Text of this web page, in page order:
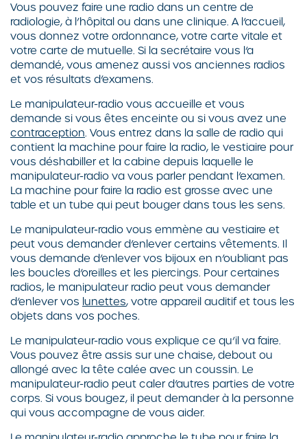
Vous pouvez faire une radio dans un centre de
radiologie, à l’hôpital ou dans une clinique. A l’accueil,
vous donnez votre ordonnance, votre carte vitale et
votre carte de mutuelle. Si la secrétaire vous l’a
demandé, vous amenez aussi vos anciennes radios
et vos résultats d’examens.
Le manipulateur-radio vous accueille et vous
demande si vous êtes enceinte ou si vous avez une
contraception. Vous entrez dans la salle de radio qui
contient la machine pour faire la radio, le vestiaire pour
vous déshabiller et la cabine depuis laquelle le
manipulateur-radio va vous parler pendant l’examen.
La machine pour faire la radio est grosse avec une
table et un tube qui peut bouger dans tous les sens.
Le manipulateur-radio vous emmène au vestiaire et
peut vous demander d’enlever certains vêtements. Il
vous demande d’enlever vos bijoux en n’oubliant pas
les boucles d’oreilles et les piercings. Pour certaines
radios, le manipulateur radio peut vous demander
d’enlever vos lunettes, votre appareil auditif et tous les
objets dans vos poches.
Le manipulateur-radio vous explique ce qu’il va faire.
Vous pouvez être assis sur une chaise, debout ou
allongé avec la tête calée avec un coussin. Le
manipulateur-radio peut caler d’autres parties de votre
corps. Si vous bougez, il peut demander à la personne
qui vous accompagne de vous aider.